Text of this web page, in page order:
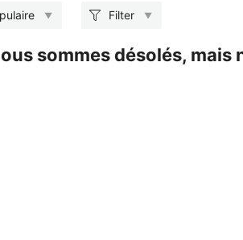
Filter
sommes désolés,